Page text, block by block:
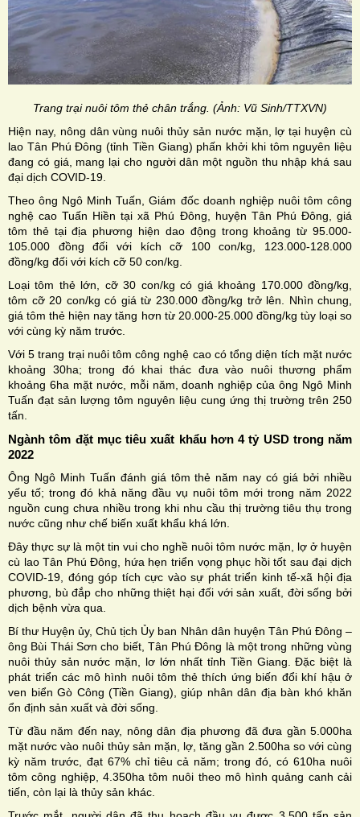
Trang trại nuôi tôm thẻ chân trắng. (Ảnh: Vũ Sinh/TTXVN)
Hiện nay, nông dân vùng nuôi thủy sản nước mặn, lợ tại huyện cù
lao Tân Phú Đông (tỉnh Tiền Giang) phấn khởi khi tôm nguyên liệu
đang có giá, mang lại cho người dân một nguồn thu nhập khá sau
đại dịch COVID-19.
Theo ông Ngô Minh Tuấn, Giám đốc doanh nghiệp nuôi tôm công
nghệ cao Tuấn Hiền tại xã Phú Đông, huyện Tân Phú Đông, giá
tôm thẻ tại địa phương hiện dao động trong khoảng từ 95.000-
105.000 đồng đối với kích cỡ 100 con/kg, 123.000-128.000
đồng/kg đối với kích cỡ 50 con/kg.
Loại tôm thẻ lớn, cỡ 30 con/kg có giá khoảng 170.000 đồng/kg,
tôm cỡ 20 con/kg có giá từ 230.000 đồng/kg trở lên. Nhìn chung,
giá tôm thẻ hiện nay tăng hơn từ 20.000-25.000 đồng/kg tùy loại so
với cùng kỳ năm trước.
Với 5 trang trại nuôi tôm công nghệ cao có tổng diện tích mặt nước
khoảng 30ha; trong đó khai thác đưa vào nuôi thương phẩm
khoảng 6ha mặt nước, mỗi năm, doanh nghiệp của ông Ngô Minh
Tuấn đạt sản lượng tôm nguyên liệu cung ứng thị trường trên 250
tấn.
Ngành tôm đặt mục tiêu xuất khẩu hơn 4 tỷ USD trong năm
2022
Ông Ngô Minh Tuấn đánh giá tôm thẻ năm nay có giá bởi nhiều
yếu tố; trong đó khả năng đầu vụ nuôi tôm mới trong năm 2022
nguồn cung chưa nhiều trong khi nhu cầu thị trường tiêu thụ trong
nước cũng như chế biến xuất khẩu khá lớn.
Đây thực sự là một tin vui cho nghề nuôi tôm nước mặn, lợ ở huyện
cù lao Tân Phú Đông, hứa hẹn triển vọng phục hồi tốt sau đại dịch
COVID-19, đóng góp tích cực vào sự phát triển kinh tế-xã hội địa
phương, bù đắp cho những thiệt hại đối với sản xuất, đời sống bởi
dịch bệnh vừa qua.
Bí thư Huyện ủy, Chủ tịch Ủy ban Nhân dân huyện Tân Phú Đông –
ông Bùi Thái Sơn cho biết, Tân Phú Đông là một trong những vùng
nuôi thủy sản nước mặn, lơ lớn nhất tỉnh Tiền Giang. Đặc biệt là
phát triển các mô hình nuôi tôm thẻ thích ứng biến đổi khí hậu ở
ven biển Gò Công (Tiền Giang), giúp nhân dân địa bàn khó khăn
ổn định sản xuất và đời sống.
Từ đầu năm đến nay, nông dân địa phương đã đưa gần 5.000ha
mặt nước vào nuôi thủy sản mặn, lợ, tăng gần 2.500ha so với cùng
kỳ năm trước, đạt 67% chỉ tiêu cả năm; trong đó, có 610ha nuôi
tôm công nghiệp, 4.350ha tôm nuôi theo mô hình quảng canh cải
tiến, còn lại là thủy sản khác.